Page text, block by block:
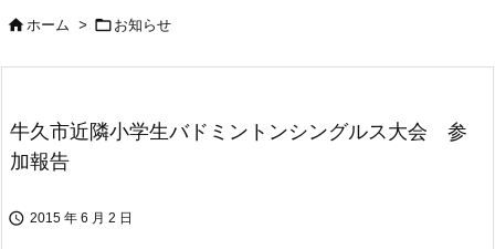
ホーム >  お知らせ
牛久市近隣小学生バドミントンシングルス大会 参
加報告
 2015 年 6 月 2 日